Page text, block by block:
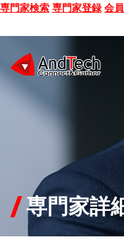
専門家検索 専門家登録 会
CONSULTING
SERVICE
COMPANY
専門家詳